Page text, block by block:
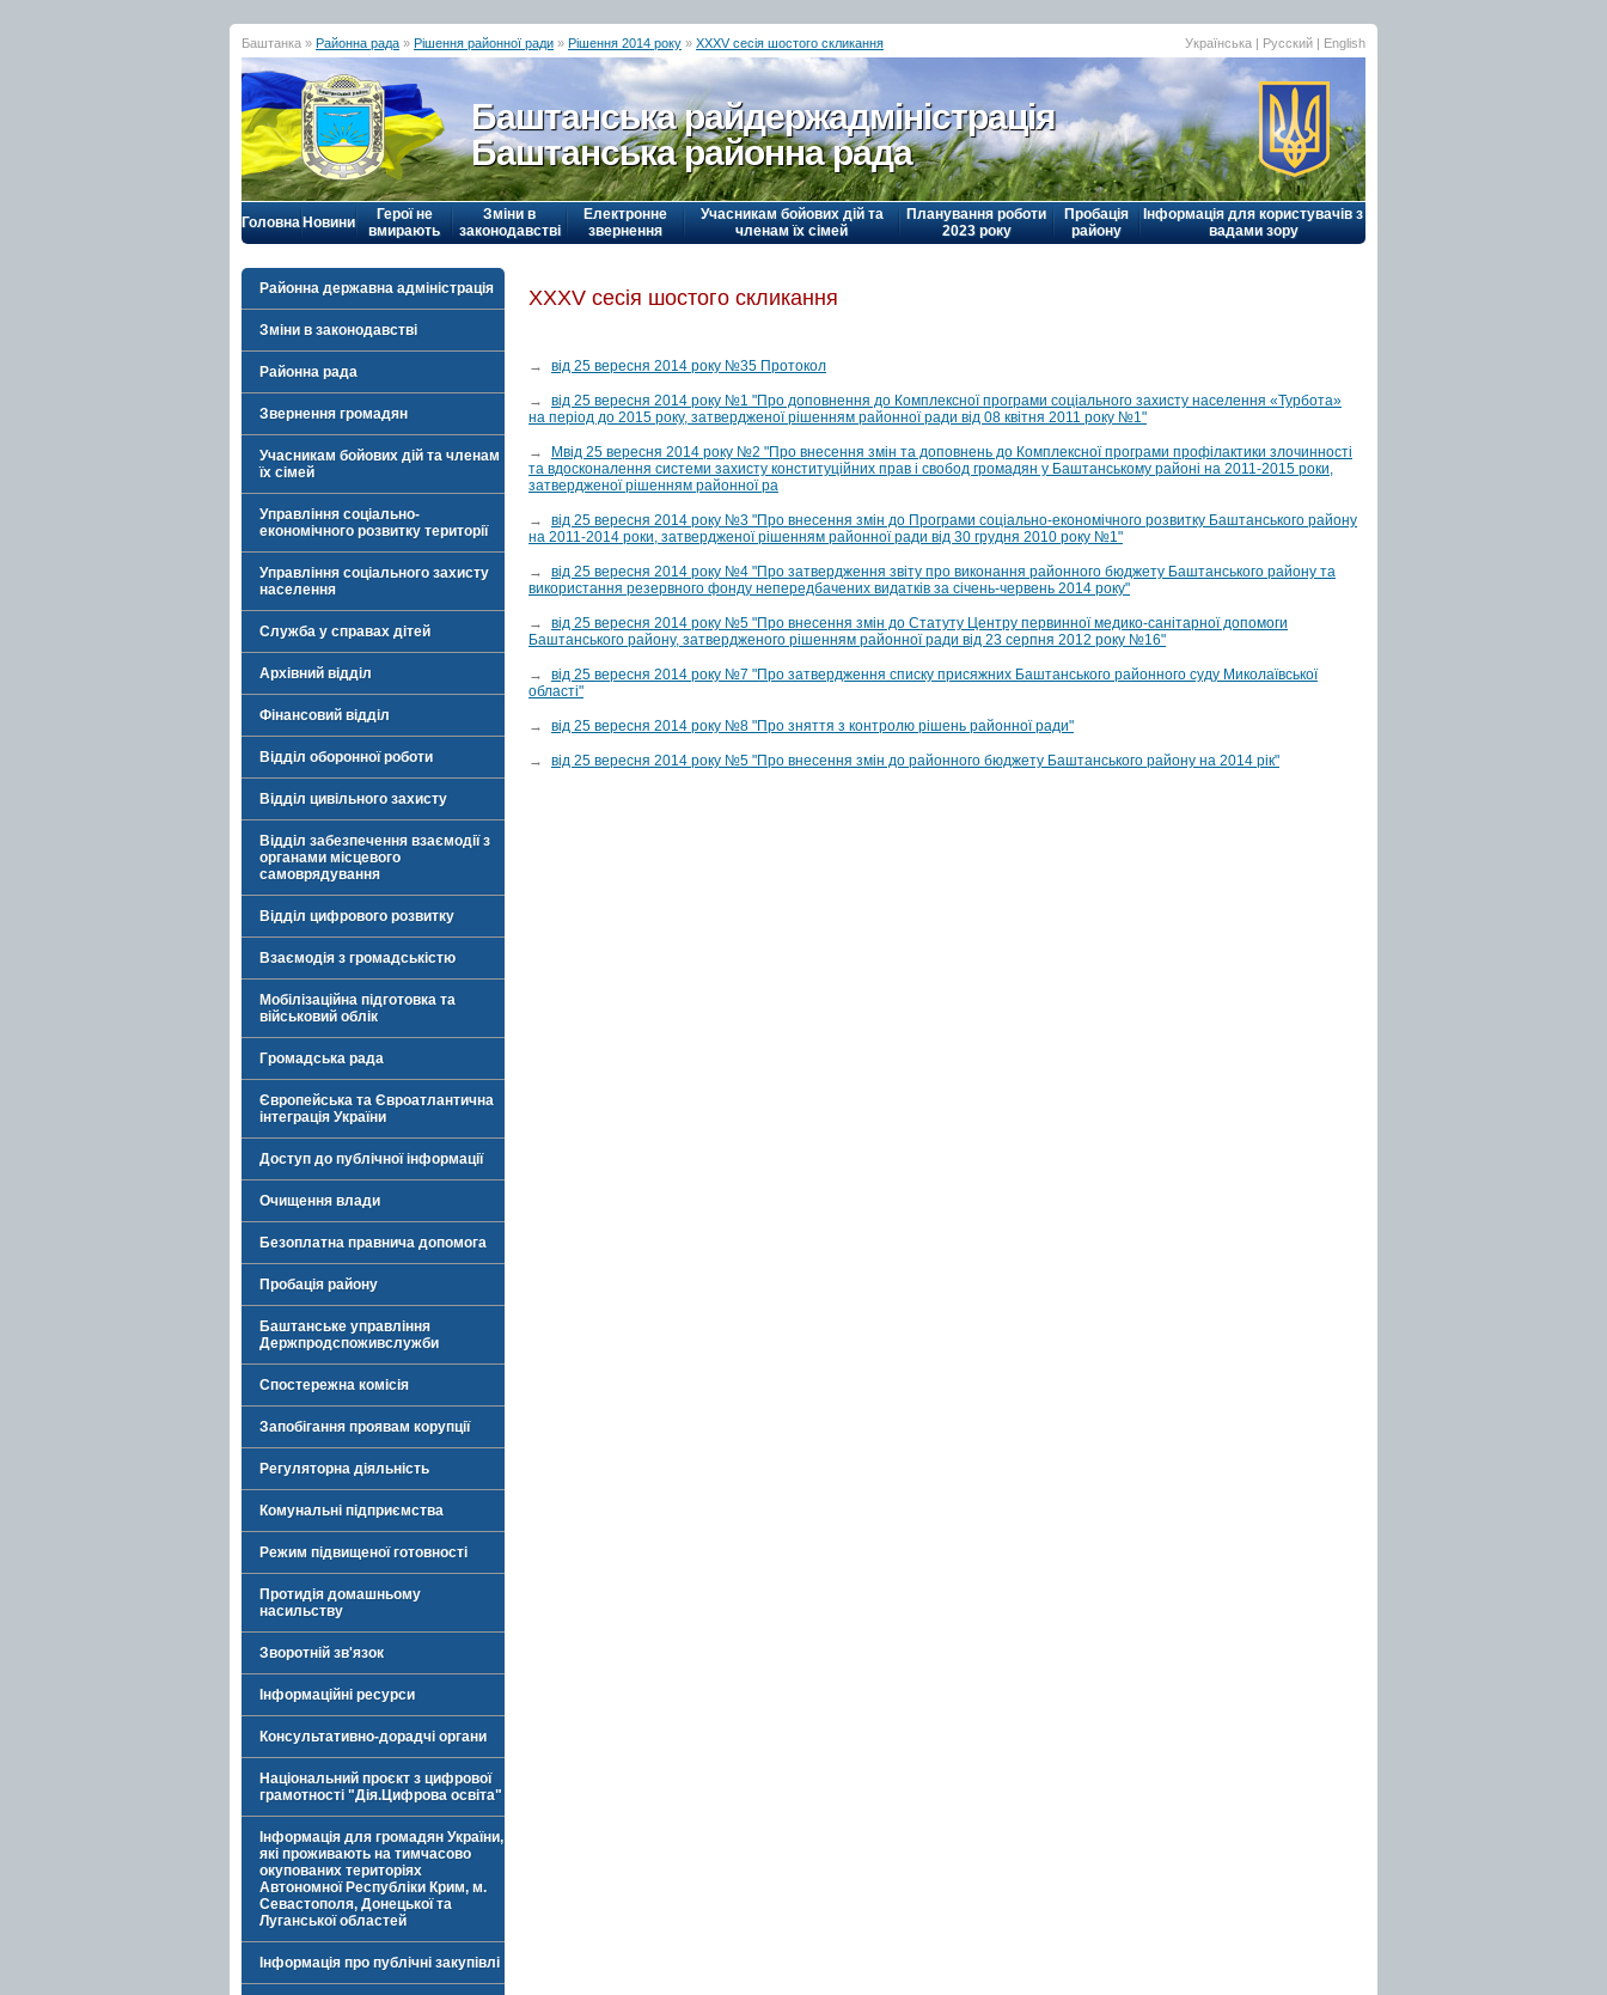
Баштанка » Районна рада » Рішення районної ради » Рішення 2014 року » ХХХV сесія шостого скликання Українська | Русский | English
Баштанська райдержадміністрація
Баштанська районна рада
Головна Новини
Герої не
вмирають
Зміни в
законодавстві
Електронне
звернення
Учасникам бойових дій та
членам їх сімей
Планування роботи
2023 року
Пробація
району
Інформація для користувачів з
вадами зору
Районна державна адміністрація
Зміни в законодавстві
Районна рада
Звернення громадян
Учасникам бойових дій та членам
їх сімей
Управління соціально-
економічного розвитку території
Управління соціального захисту
населення
Служба у справах дітей
Архівний відділ
Фінансовий відділ
Відділ оборонної роботи
Відділ цивільного захисту
Відділ забезпечення взаємодії з
органами місцевого
самоврядування
Відділ цифрового розвитку
Взаємодія з громадськістю
Мобілізаційна підготовка та
військовий облік
Громадська рада
Європейська та Євроатлантична
інтеграція України
Доступ до публічної інформації
Очищення влади
Безоплатна правнича допомога
Пробація району
Баштанське управління
Держпродспоживслужби
Спостережна комісія
Запобігання проявам корупції
Регуляторна діяльність
Комунальні підприємства
Режим підвищеної готовності
Протидія домашньому
насильству
Зворотній зв'язок
Інформаційні ресурси
Консультативно-дорадчі органи
Національний проєкт з цифрової
грамотності "Дія.Цифрова освіта"
Інформація для громадян України,
які проживають на тимчасово
окупованих територіях
Автономної Республіки Крим, м.
Севастополя, Донецької та
Луганської областей
Інформація про публічні закупівлі
ХХХV сесія шостого скликання
→ від 25 вересня 2014 року №35 Протокол
→
від 25 вересня 2014 року №1 "Про доповнення до Комплексної програми соціального захисту населення «Турбота»
на період до 2015 року, затвердженої рішенням районної ради від 08 квітня 2011 року №1"
→
Мвід 25 вересня 2014 року №2 "Про внесення змін та доповнень до Комплексної програми профілактики злочинності
та вдосконалення системи захисту конституційних прав і свобод громадян у Баштанському районі на 2011-2015 роки,
затвердженої рішенням районної ра
→
від 25 вересня 2014 року №3 "Про внесення змін до Програми соціально-економічного розвитку Баштанського району
на 2011-2014 роки, затвердженої рішенням районної ради від 30 грудня 2010 року №1"
→
від 25 вересня 2014 року №4 "Про затвердження звіту про виконання районного бюджету Баштанського району та
використання резервного фонду непередбачених видатків за січень-червень 2014 року"
→
від 25 вересня 2014 року №5 "Про внесення змін до Статуту Центру первинної медико-санітарної допомоги
Баштанського району, затвердженого рішенням районної ради від 23 серпня 2012 року №16"
→
від 25 вересня 2014 року №7 "Про затвердження списку присяжних Баштанського районного суду Миколаївської
області"
→ від 25 вересня 2014 року №8 "Про зняття з контролю рішень районної ради"
→ від 25 вересня 2014 року №5 "Про внесення змін до районного бюджету Баштанського району на 2014 рік"